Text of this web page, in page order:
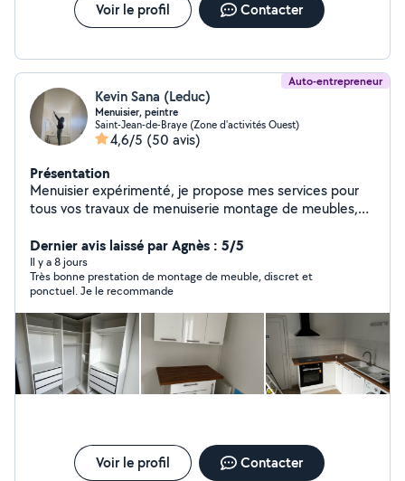
Voir le profil Contacter
Auto-entrepreneur
Kevin Sana (Leduc)
Menuisier, peintre
Saint-Jean-de-Braye (Zone d'activités Ouest)
4,6/5 (50 avis)
Présentation
Menuisier expérimenté, je propose mes services pour
tous vos travaux de menuiserie montage de meubles,
Dernier avis laissé par Agnès : 5/5
Il y a 8 jours
Très bonne prestation de montage de meuble, discret et
ponctuel. Je le recommande
Voir le profil Contacter